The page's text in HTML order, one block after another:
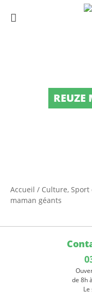
Accueil / Culture, Sport
maman géants
de 8h